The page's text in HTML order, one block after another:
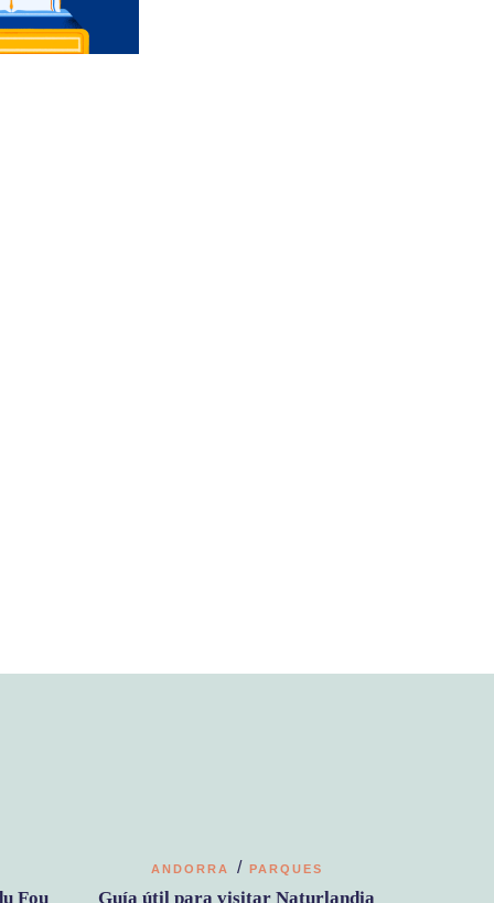
Fou
ANDORRA / PARQUES
Guía útil para visitar Naturlandia